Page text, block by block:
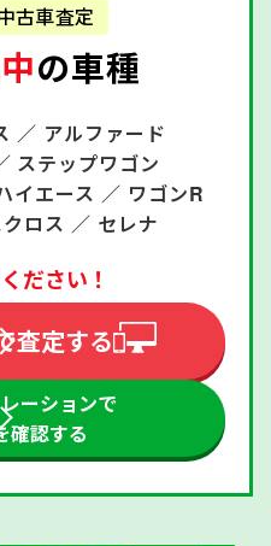
古車査定
の車種
／ アルファード
ステップワゴン
イエース ／ ワゴンR
ロス ／ セレナ
ださい！
査定する
ーションで
確認する